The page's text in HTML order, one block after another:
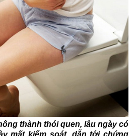
thành thói quen, lâu ngày có